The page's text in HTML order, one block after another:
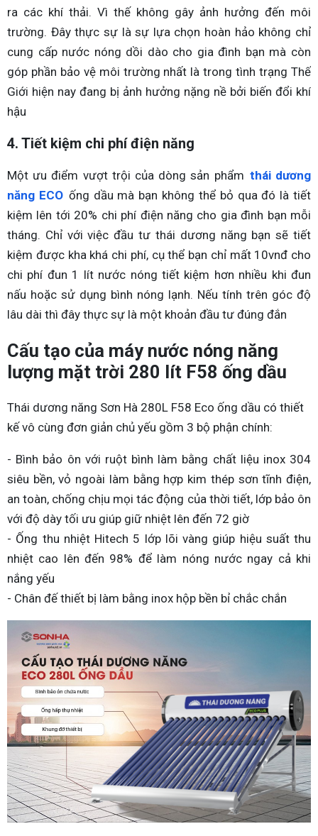
ra các khí thải. Vì thế không gây ảnh hưởng đến môi
trường. Đây thực sự là sự lựa chọn hoàn hảo không chỉ
cung cấp nước nóng dồi dào cho gia đình bạn mà còn
góp phần bảo vệ môi trường nhất là trong tình trạng Thế
Giới hiện nay đang bị ảnh hưởng nặng nề bởi biến đổi khí
hậu
4. Tiết kiệm chi phí điện năng
Một ưu điểm vượt trội của dòng sản phẩm thái dương
năng ECO ống dầu mà bạn không thể bỏ qua đó là tiết
kiệm lên tới 20% chi phí điện năng cho gia đình bạn mỗi
tháng. Chỉ với việc đầu tư thái dương năng bạn sẽ tiết
kiệm được kha khá chi phí, cụ thể bạn chỉ mất 10vnđ cho
chi phí đun 1 lít nước nóng tiết kiệm hơn nhiều khi đun
nấu hoặc sử dụng bình nóng lạnh. Nếu tính trên góc độ
lâu dài thì đây thực sự là một khoản đầu tư đúng đắn
Cấu tạo của máy nước nóng năng
lượng mặt trời 280 lít F58 ống dầu
Thái dương năng Sơn Hà 280L F58 Eco ống dầu có thiết
kế vô cùng đơn giản chủ yếu gồm 3 bộ phận chính:
- Bình bảo ôn với ruột bình làm bằng chất liệu inox 304
siêu bền, vỏ ngoài làm bằng hợp kim thép sơn tĩnh điện,
an toàn, chống chịu mọi tác động của thời tiết, lớp bảo ôn
với độ dày tối ưu giúp giữ nhiệt lên đến 72 giờ
- Ống thu nhiệt Hitech 5 lớp lõi vàng giúp hiệu suất thu
nhiệt cao lên đến 98% để làm nóng nước ngay cả khi
nắng yếu
- Chân đế thiết bị làm bằng inox hộp bền bỉ chắc chắn